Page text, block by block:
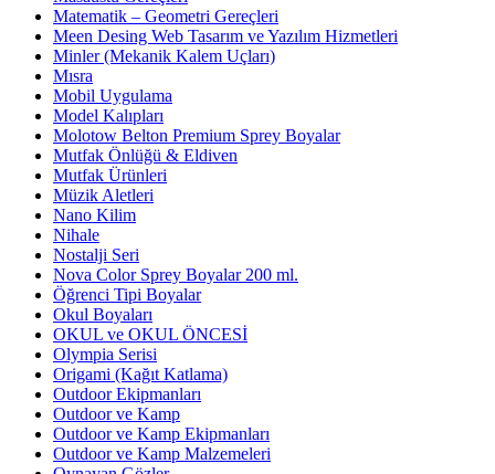
Matematik – Geometri Gereçleri
Meen Desing Web Tasarım ve Yazılım Hizmetleri
Minler (Mekanik Kalem Uçları)
Mısra
Mobil Uygulama
Model Kalıpları
Molotow Belton Premium Sprey Boyalar
Mutfak Önlüğü & Eldiven
Mutfak Ürünleri
Müzik Aletleri
Nano Kilim
Nihale
Nostalji Seri
Nova Color Sprey Boyalar 200 ml.
Öğrenci Tipi Boyalar
Okul Boyaları
OKUL ve OKUL ÖNCESİ
Olympia Serisi
Origami (Kağıt Katlama)
Outdoor Ekipmanları
Outdoor ve Kamp
Outdoor ve Kamp Ekipmanları
Outdoor ve Kamp Malzemeleri